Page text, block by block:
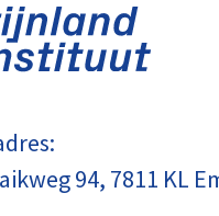
94, 7811 KL